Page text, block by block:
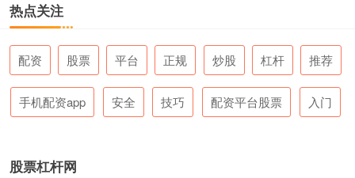
热点关注
配资 股票 平台 正规 炒股 杠杆 推荐
手机配资app 安全 技巧 配资平台股票 入门
股票杠杆网